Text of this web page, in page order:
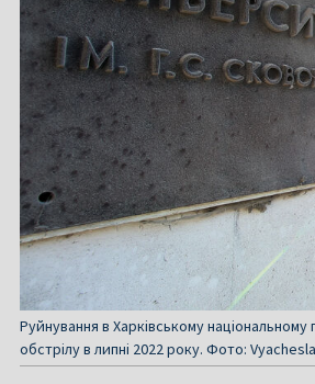
Руйнування в Харківському національному
обстрілу в липні 2022 року. Фото: